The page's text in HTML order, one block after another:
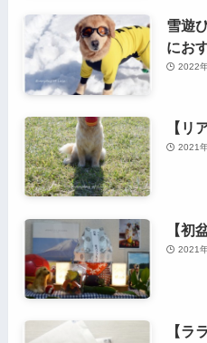
雪遊
にお
2022
【リ
2021
【初
2021
【ラ